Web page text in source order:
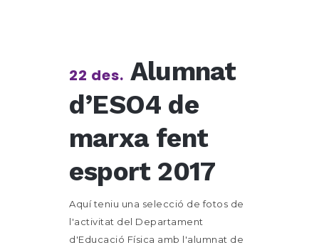
22 des. Alumnat
d’ESO4 de
marxa fent
esport 2017
Aquí teniu una selecció de fotos de
l'activitat del Departament
d'Educació Física amb l'alumnat de